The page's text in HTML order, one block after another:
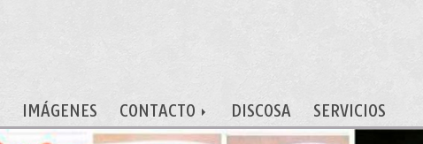
IMÁGENES CONTACTO DISCOSA SERVICIOS